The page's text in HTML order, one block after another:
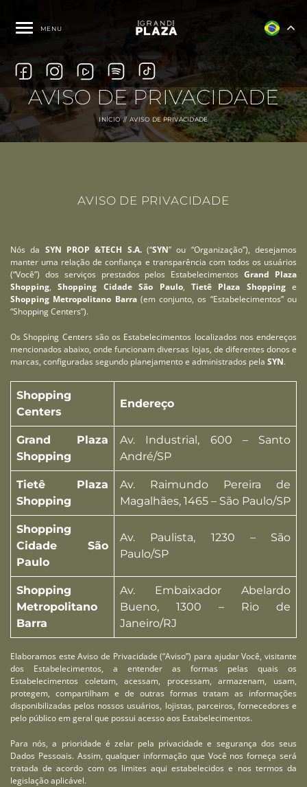
MENU
AVISO DE PRIVACIDADE
INÍCIO AVISO DE PRIVACIDADE
AVISO DE PRIVACIDADE
Nós da SYN PROP &TECH S.A.(“SYN” ou “Organização”), desejamos
manter uma relação de confiança e transparência com todos os usuários
(“Você”) dos serviços prestados pelos EstabelecimentosGrand Plaza
Shopping,Shopping Cidade São Paulo, Tietê Plaza Shoppinge
Shopping Metropolitano Barra(em conjunto, os “Estabelecimentos” ou
“Shopping Centers”).
Os Shopping Centers são os Estabelecimentos localizados nos endereços
mencionados abaixo, onde funcionam diversas lojas, de diferentes donos e
marcas, configuradas segundo planejamento e administrados pela SYN.
Shopping
Centers
Endereço
Grand Plaza
Shopping
Av. Industrial, 600 – Santo
André/SP
Tietê Plaza
Shopping
Av. Raimundo Pereira de
Magalhães, 1465 – São Paulo/SP
Shopping
Cidade São
Paulo
Av. Paulista, 1230 – São
Paulo/SP
Shopping
Metropolitano
Barra
Av. Embaixador Abelardo
Bueno, 1300 – Rio de
Janeiro/RJ
Elaboramos este Aviso de Privacidade (“Aviso”) para ajudar Você, visitante
dos Estabelecimentos, a entender as formas pelas quais os
Estabelecimentos coletam, acessam, processam, armazenam, usam,
protegem, compartilham e de outras formas tratam as informações
disponibilizadas pelos nossos usuários, lojistas, parceiros, fornecedores e
pelo público em geral que possui acesso aos Estabelecimentos.
Para nós, a prioridade é zelar pela privacidade e segurança dos seus
Dados Pessoais. Assim, qualquer informação que Você nos forneça será
tratada de acordo com os limites aqui estabelecidos e nos termos da
legislação aplicável.